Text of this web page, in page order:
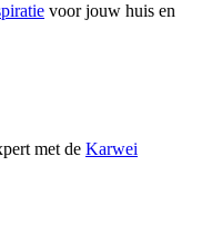
voor jouw huis en
met de Karwei